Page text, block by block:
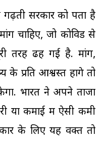
सरकार को पता है
चाहिए, जो कोविड से
तरह ढह गई है. मांग,
के प्रति आश्वस्त होंगे तो
भारत ने अपने ताजा
या कमाई में ऐसी कमी
के लिए यह वक्त तो